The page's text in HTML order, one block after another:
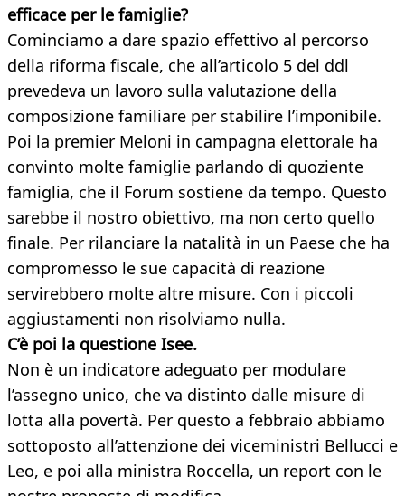
efficace per le famiglie?
Cominciamo a dare spazio effettivo al percorso
della riforma fiscale, che all’articolo 5 del ddl
prevedeva un lavoro sulla valutazione della
composizione familiare per stabilire l’imponibile.
Poi la premier Meloni in campagna elettorale ha
convinto molte famiglie parlando di quoziente
famiglia, che il Forum sostiene da tempo. Questo
sarebbe il nostro obiettivo, ma non certo quello
finale. Per rilanciare la natalità in un Paese che ha
compromesso le sue capacità di reazione
servirebbero molte altre misure. Con i piccoli
aggiustamenti non risolviamo nulla.
C’è poi la questione Isee.
Non è un indicatore adeguato per modulare
l’assegno unico, che va distinto dalle misure di
lotta alla povertà. Per questo a febbraio abbiamo
sottoposto all’attenzione dei viceministri Bellucci e
Leo, e poi alla ministra Roccella, un report con le